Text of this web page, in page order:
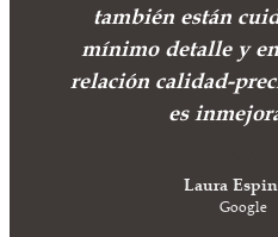
también están
mínimo detalle y
relación calidad-
es
Laura
Google